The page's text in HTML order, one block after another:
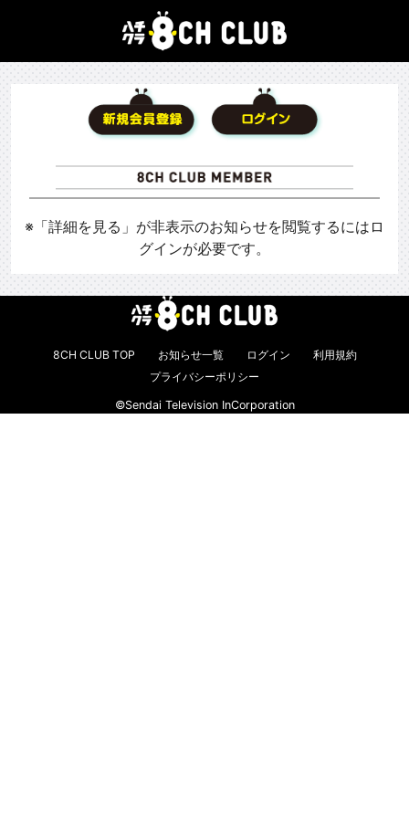
※「詳細を見る」が非表示のお知らせを閲覧するにはロ
グインが必要です。
8CH CLUB TOP お知らせ一覧 ログイン
利用規約
プライバシーポリシー
©Sendai Television InCorporation